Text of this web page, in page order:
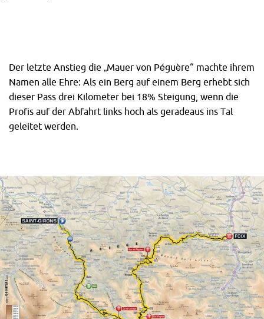
Der letzte Anstieg die „Mauer von Péguère“ machte ihrem
Namen alle Ehre: Als ein Berg auf einem Berg erhebt sich
dieser Pass drei Kilometer bei 18% Steigung, wenn die
Profis auf der Abfahrt links hoch als geradeaus ins Tal
geleitet werden.